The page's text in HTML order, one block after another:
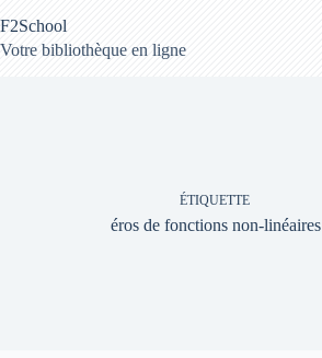
au
contenu
F2School
Votre bibliothèque en ligne
ÉTIQUETTE
éros de fonctions non-linéaires